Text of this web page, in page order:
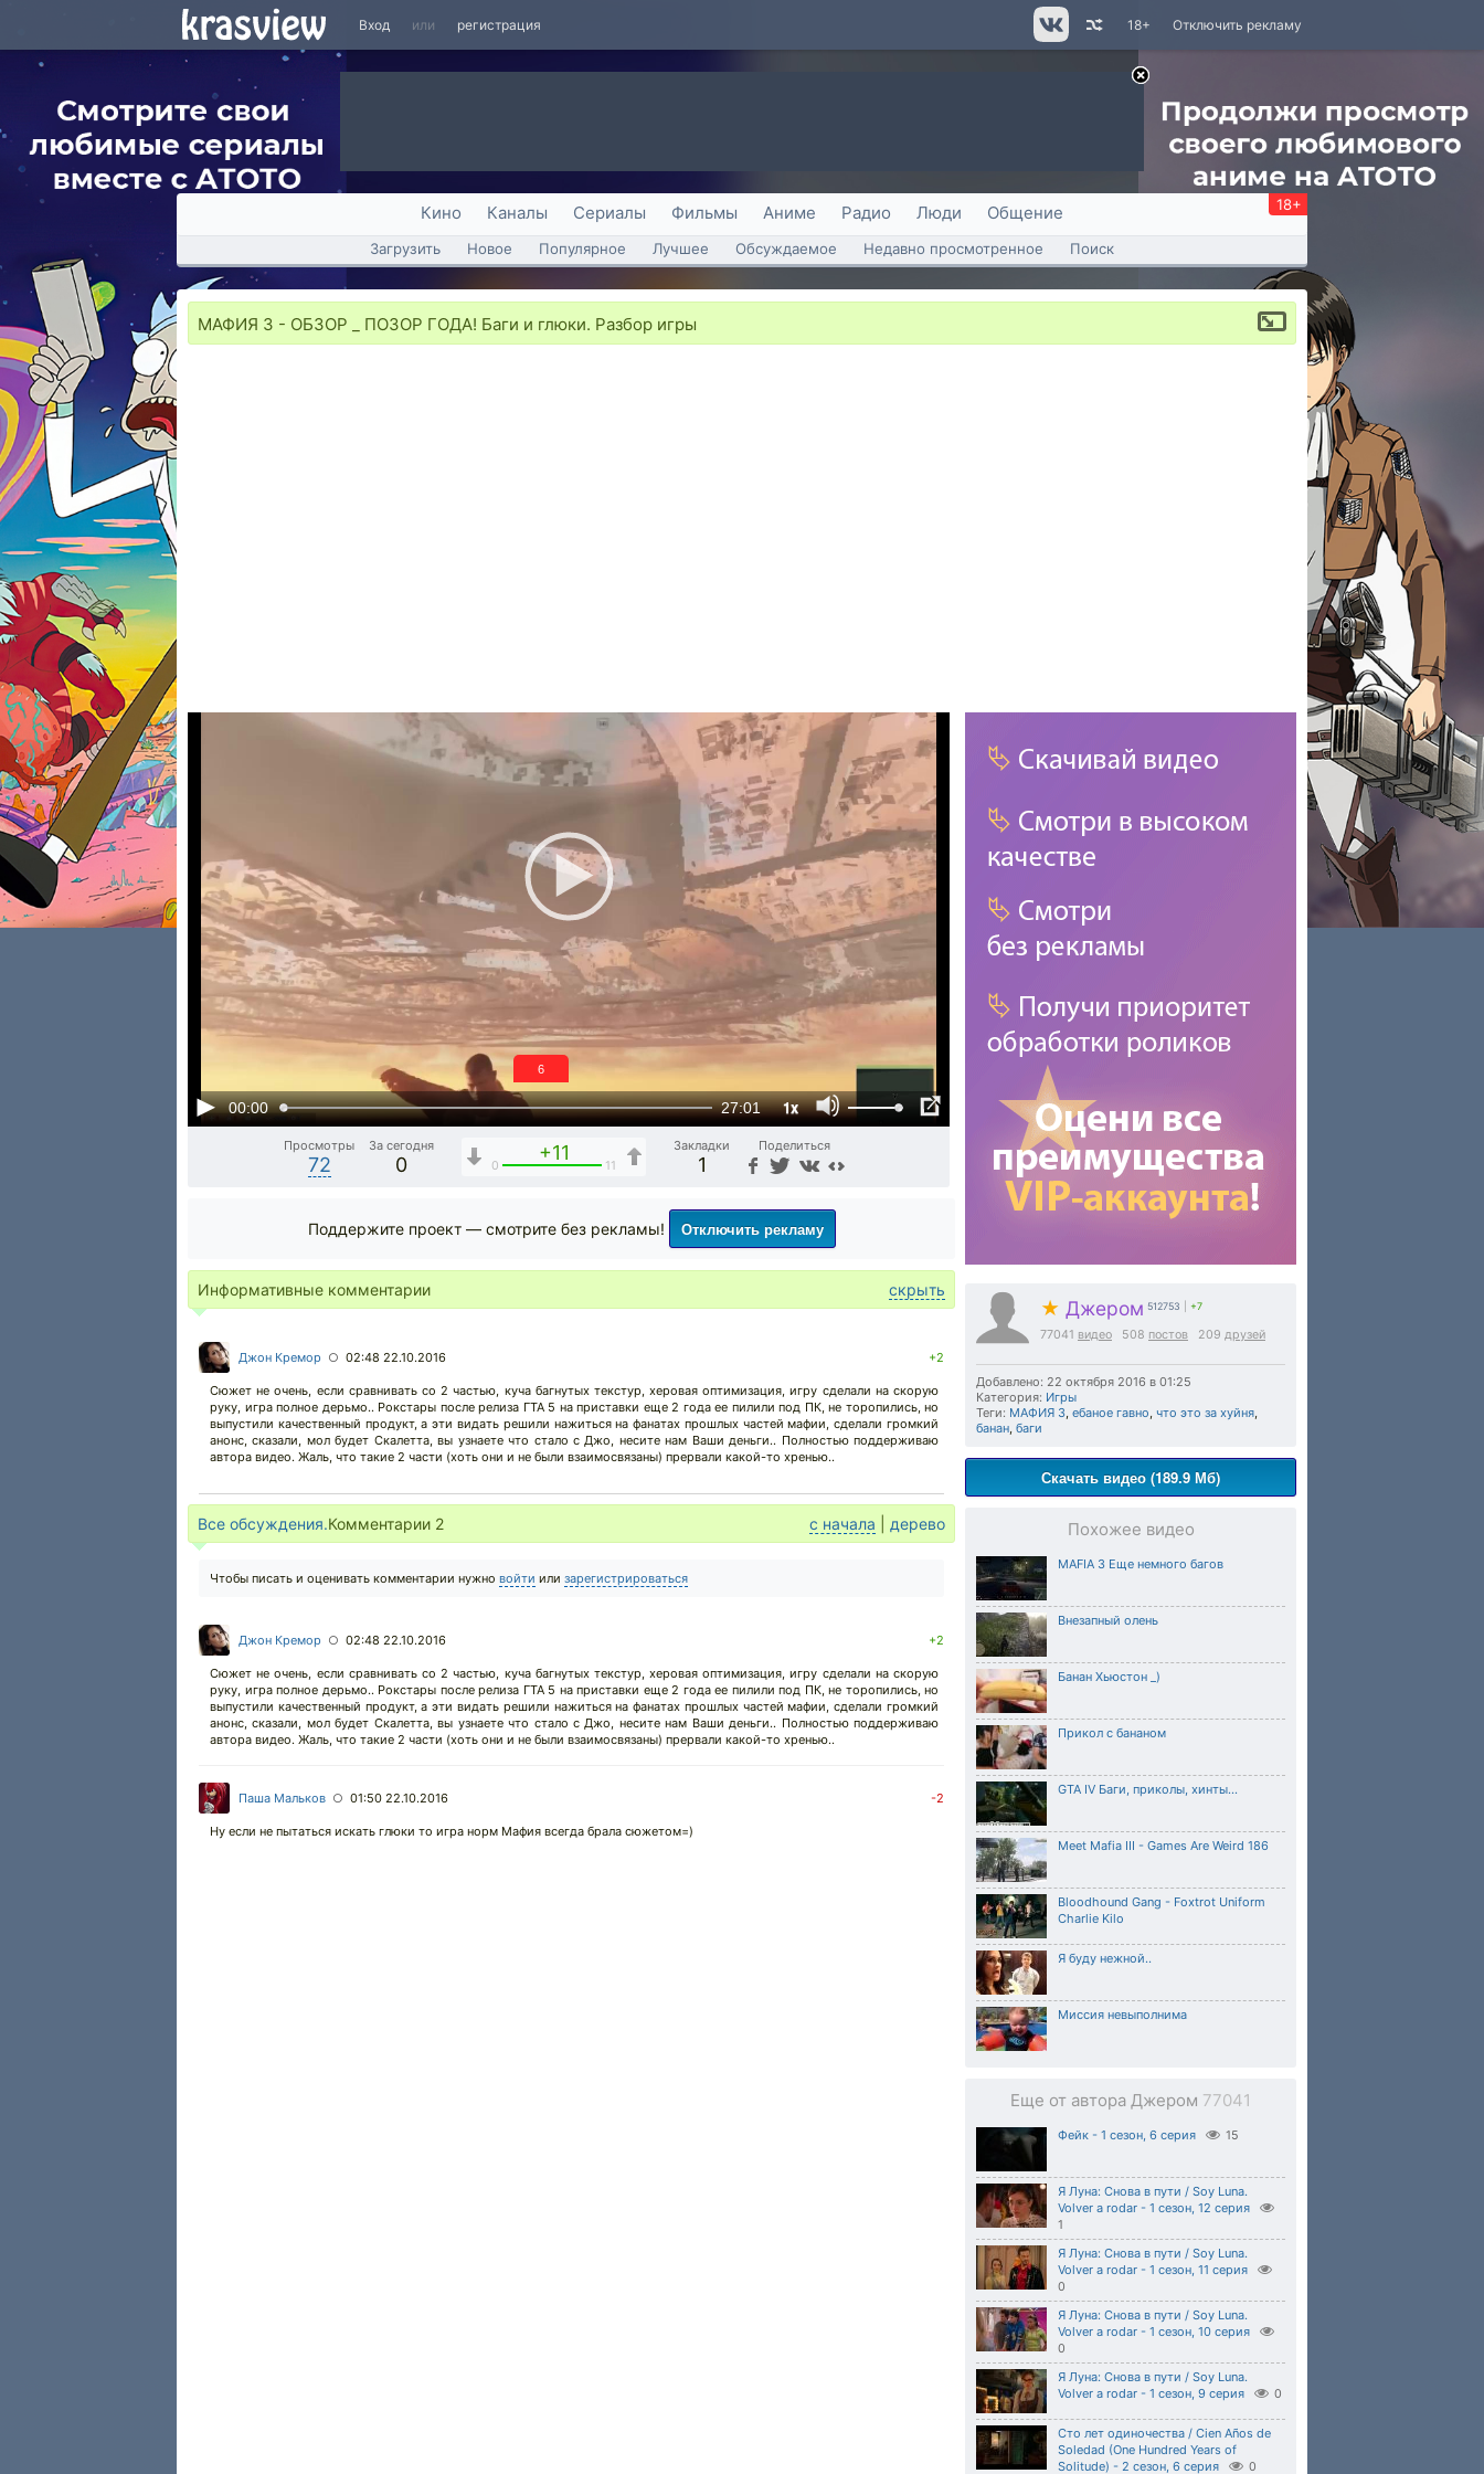
Вход или регистрация Отключить рекламу
18+
Кино Каналы Сериалы Фильмы Аниме Радио Люди Общение 18+
Загрузить Новое Популярное Лучшее Обсуждаемое Недавно просмотренное Поиск
МАФИЯ 3 - ОБЗОР _ ПОЗОР ГОДА! Баги и глюки. Разбор игры
00:00 27:01 1x
6
Просмотры
72
За сегодня
0
+11
0 11
Закладки
1
Поделиться
★ Джером 512753 +7
77041 видео 508 постов 209 друзей
Добавлено: 22 октября 2016 в 01:25
Категория: Игры
Теги: МАФИЯ 3, ебаное гавно, что это за хуйня,
банан, баги
Скачать видео (189.9 Мб)
Похожее видео
MAFIA 3 Еще немного багов
Внезапный олень
Банан Хьюстон _)
Прикол с бананом
GTA IV Баги, приколы, хинты...
Meet Mafia III - Games Are Weird 186
Bloodhound Gang - Foxtrot Uniform
Charlie Kilo
Я буду нежной..
Миссия невыполнима
Еще от автора Джером 77041
Фейк - 1 сезон, 6 серия 15
Я Луна: Снова в пути / Soy Luna.
Volver a rodar - 1 сезон, 12 серия
1
Я Луна: Снова в пути / Soy Luna.
Volver a rodar - 1 сезон, 11 серия
0
Я Луна: Снова в пути / Soy Luna.
Volver a rodar - 1 сезон, 10 серия
0
Я Луна: Снова в пути / Soy Luna.
Volver a rodar - 1 сезон, 9 серия
0
Сто лет одиночества / Cien Años de
Soledad (One Hundred Years of
Solitude) - 2 сезон, 6 серия
0
Поддержите проект — смотрите без рекламы! Отключить рекламу
Информативные комментарии скрыть
Джон Кремор ○ 02:48 22.10.2016 +2
Сюжет не очень, если сравнивать со 2 частью, куча багнутых текстур, херовая оптимизация, игру сделали на скорую
руку, игра полное дерьмо.. Рокстары после релиза ГТА 5 на приставки еще 2 года ее пилили под ПК, не торопились, но
выпустили качественный продукт, а эти видать решили нажиться на фанатах прошлых частей мафии, сделали громкий
анонс, сказали, мол будет Скалетта, вы узнаете что стало с Джо, несите нам Ваши деньги.. Полностью поддерживаю
автора видео. Жаль, что такие 2 части (хоть они и не были взаимосвязаны) прервали какой-то хренью..
Все обсуждения.Комментарии 2 с начала дерево
Чтобы писать и оценивать комментарии нужно войти или зарегистрироваться
Джон Кремор ○ 02:48 22.10.2016 +2
Сюжет не очень, если сравнивать со 2 частью, куча багнутых текстур, херовая оптимизация, игру сделали на скорую
руку, игра полное дерьмо.. Рокстары после релиза ГТА 5 на приставки еще 2 года ее пилили под ПК, не торопились, но
выпустили качественный продукт, а эти видать решили нажиться на фанатах прошлых частей мафии, сделали громкий
анонс, сказали, мол будет Скалетта, вы узнаете что стало с Джо, несите нам Ваши деньги.. Полностью поддерживаю
автора видео. Жаль, что такие 2 части (хоть они и не были взаимосвязаны) прервали какой-то хренью..
Паша Мальков ○ 01:50 22.10.2016 -2
Ну если не пытаться искать глюки то игра норм Мафия всегда брала сюжетом=)